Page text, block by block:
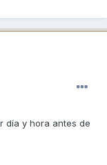
día y hora antes de